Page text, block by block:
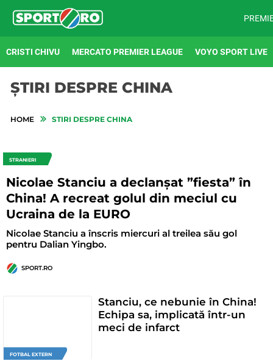
CRISTI CHIVU MERCATO PREMIER LEAGUE VOYO SPORT LIVE
ȘTIRI DESPRE CHINA
HOME STIRI DESPRE CHINA
STRANIERI
Nicolae Stanciu a declanșat ”fiesta” în
China! A recreat golul din meciul cu
Ucraina de la EURO
Nicolae Stanciu a înscris miercuri al treilea său gol
pentru Dalian Yingbo.
SPORT.RO
FOTBAL EXTERN
Stanciu, ce nebunie în China!
Echipa sa, implicată într-un
meci de infarct